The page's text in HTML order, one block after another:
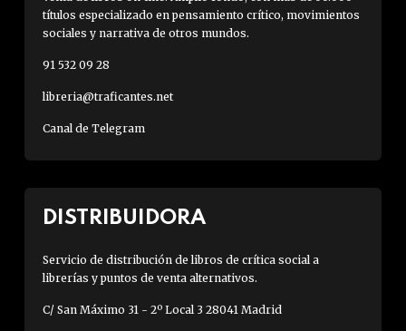
títulos especializado en pensamiento crítico, movimientos
sociales y narrativa de otros mundos.
91 532 09 28
libreria@traficantes.net
Canal de Telegram
DISTRIBUIDORA
Servicio de distribución de libros de crítica social a
librerías y puntos de venta alternativos.
C/ San Máximo 31 - 2º Local 3 28041 Madrid